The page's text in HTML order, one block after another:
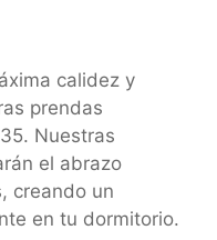
calidez y
prendas
Nuestras
el abrazo
creando un
en tu dormitorio.